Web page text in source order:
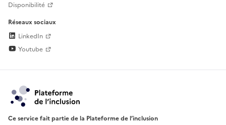
Disponibilité
Réseaux sociaux
LinkedIn
Youtube
Ce service fait partie de la Plateforme de l’inclusion